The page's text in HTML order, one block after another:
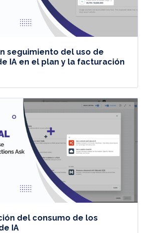
seguimiento del uso de
IA en el plan y la facturación
del consumo de los
IA